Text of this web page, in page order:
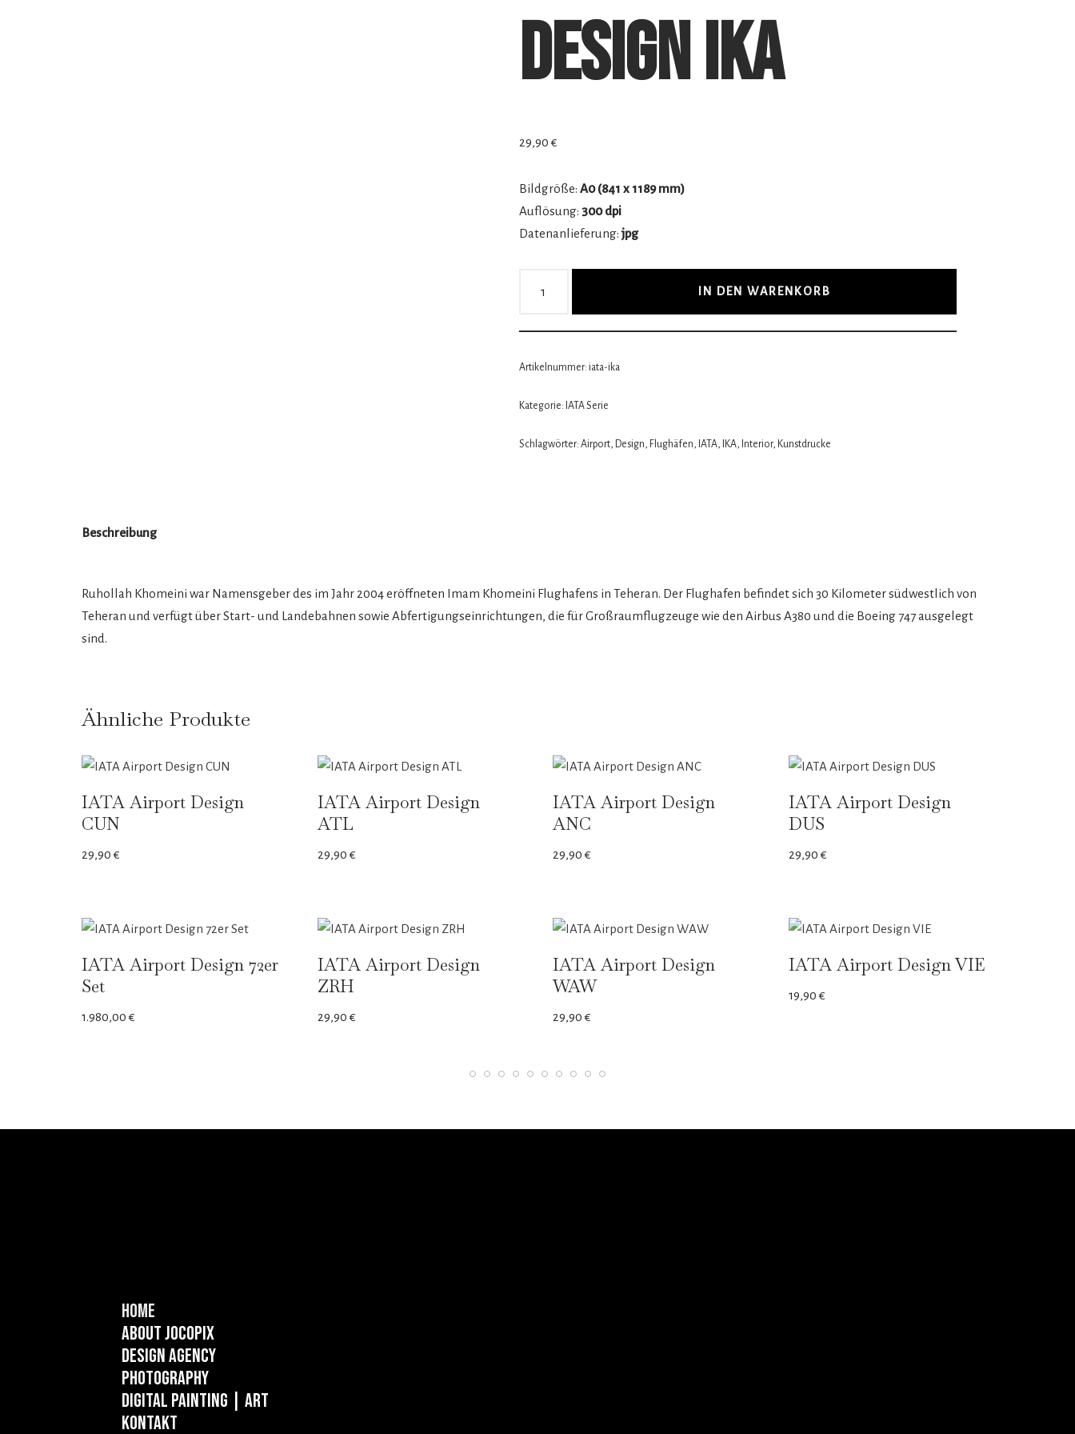
Design IKA
29,90€
Bildgröße:A0 (841 x 1189 mm)
Auflösung: 300 dpi
Datenanlieferung:jpg
IN DEN WARENKORB
Artikelnummer: iata-ika
Kategorie: IATA Serie
Schlagwörter:Airport, Design, Flughäfen, IATA, IKA, Interior, Kunstdrucke
Beschreibung
Ruhollah Khomeini war Namensgeber des im Jahr 2004 eröffneten Imam Khomeini Flughafens in Teheran. Der Flughafen befindet sich 30 Kilometer südwestlich von
Teheran und verfügt über Start- und Landebahnen sowie Abfertigungseinrichtungen, die für Großraumflugzeuge wie den Airbus A380 und die Boeing 747 ausgelegt
sind.
Ähnliche Produkte
IATA Airport Design
CUN
29,90€
IATA Airport Design
ATL
29,90€
IATA Airport Design
ANC
29,90€
IATA Airport Design
DUS
29,90€
IATA Airport Design 72er
Set
1.980,00€
IATA Airport Design
ZRH
29,90€
IATA Airport Design
WAW
29,90€
IATA Airport Design VIE
19,90€
Home
About Jocopix
Design Agency
Photography
Digital Painting | ART
Kontakt